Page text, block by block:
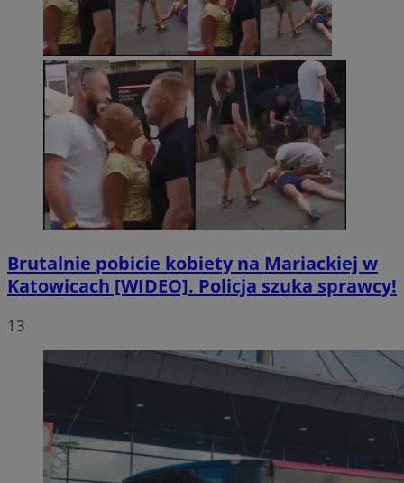
Brutalnie pobicie kobiety na Mariackiej w
Katowicach [WIDEO]. Policja szuka sprawcy!
13